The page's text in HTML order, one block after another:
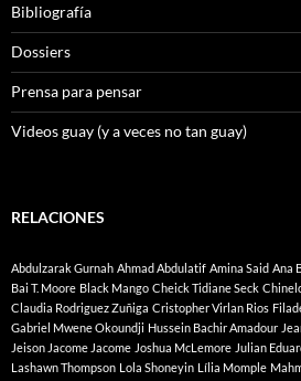
Bibliografía
Dossiers
Prensa para pensar
Videos guay (y a veces no tan guay)
RELACIONES
Abdulzarak Gurnah Ahmad Abdulatif Amina Said Ana
Bai T. Moore Black Mango Cheick Tidiane Seck
Claudia Rodriguez Zuñiga Cristopher Virlan Rios
Gabriel Mwene Okoundji Hussein Bachir Amadour
Jeison Jacome Jacome Joshua McLemore Julian
Lashawn Thompson Lola Shoneyin Lília Momple